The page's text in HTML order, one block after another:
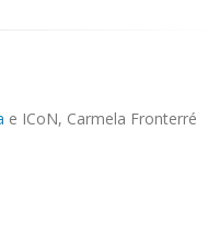
e ICoN, Carmela Fronterré